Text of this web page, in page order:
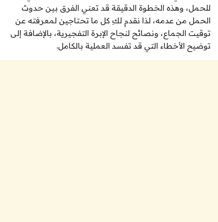
للحمل، وهذه الخطوة الدقيقة قد تعني الفرق بين حدوث
الحمل من عدمه، لذا نقدم لكِ كل ما تحتاجين لمعرفته عن
توقيت الجماع، ونصائح لنجاح الإبرة التفجيرية، بالإضافة إلى
توضيح الأخطاء التي قد تفسد العملية بالكامل.